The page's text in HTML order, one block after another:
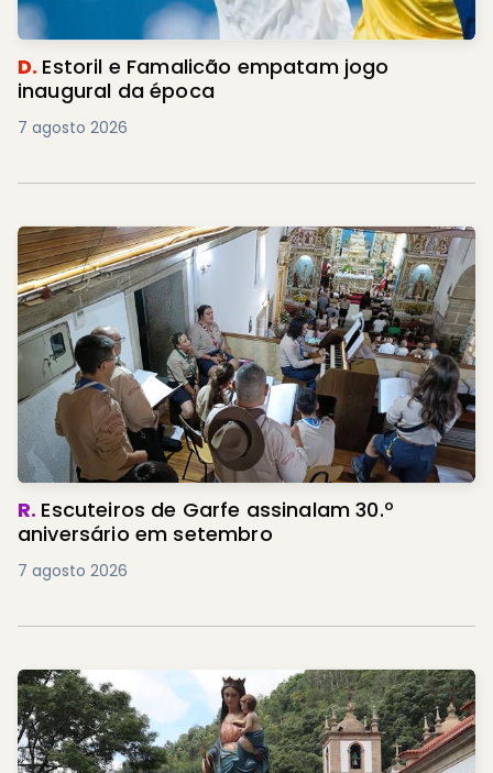
D. Estoril e Famalicão empatam jogo
inaugural da época
7 agosto 2026
R. Escuteiros de Garfe assinalam 30.º
aniversário em setembro
7 agosto 2026